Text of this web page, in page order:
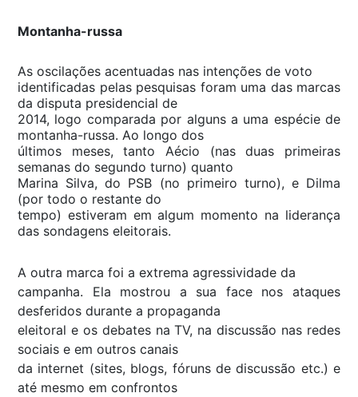
Montanha-russa
As oscilações acentuadas nas intenções de voto
identificadas pelas pesquisas foram uma das marcas
da disputa presidencial de
2014, logo comparada por alguns a uma espécie de
montanha-russa. Ao longo dos
últimos meses, tanto Aécio (nas duas primeiras
semanas do segundo turno) quanto
Marina Silva, do PSB (no primeiro turno), e Dilma
(por todo o restante do
tempo) estiveram em algum momento na liderança
das sondagens eleitorais.
A outra marca foi a extrema agressividade da
campanha. Ela mostrou a sua face nos ataques
desferidos durante a propaganda
eleitoral e os debates na TV, na discussão nas redes
sociais e em outros canais
da internet (sites, blogs, fóruns de discussão etc.) e
até mesmo em confrontos